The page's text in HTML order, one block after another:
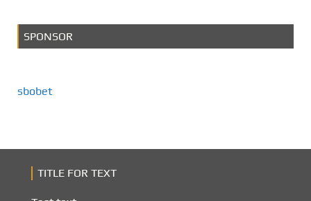
SPONSOR
sbobet
TITLE FOR TEXT